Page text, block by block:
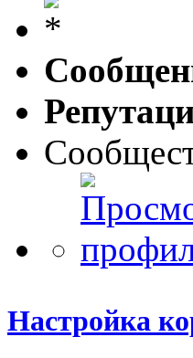
Настройка